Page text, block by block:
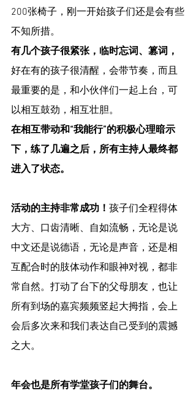
200张椅子，刚一开始孩子们还是会有些
不知所措。
有几个孩子很紧张，临时忘词、篡词，
好在有的孩子很清醒，会带节奏，而且
最重要的是，和小伙伴们一起上台，可
以相互鼓劲，相互壮胆。
在相互带动和“我能行”的积极心理暗示
下，练了几遍之后，所有主持人最终都
进入了状态。
活动的主持非常成功！ 孩子们全程得体
大方、口齿清晰、自如流畅，无论是说
中文还是说德语，无论是声音，还是相
互配合时的肢体动作和眼神对视，都非
常自然。打动了台下的父母朋友，也让
所有到场的嘉宾频频竖起大拇指，会上
会后多次来和我们表达自己受到的震撼
之大。
年会也是所有学堂孩子们的舞台。